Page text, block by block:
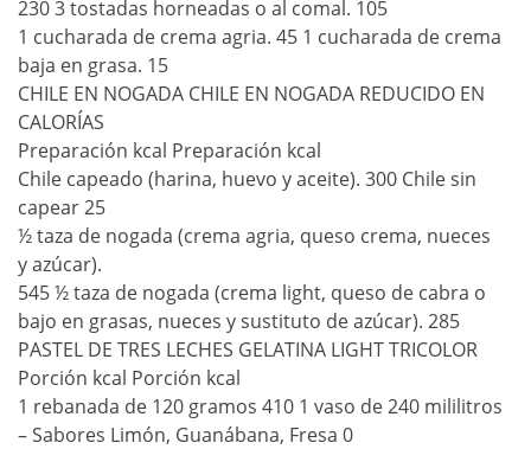
230 3 tostadas horneadas o al comal. 105
1 cucharada de crema agria. 45 1 cucharada de crema
baja en grasa. 15
CHILE EN NOGADA CHILE EN NOGADA REDUCIDO EN
CALORÍAS
Preparación kcal Preparación kcal
Chile capeado (harina, huevo y aceite). 300 Chile sin
capear 25
½ taza de nogada (crema agria, queso crema, nueces
y azúcar).
545 ½ taza de nogada (crema light, queso de cabra o
bajo en grasas, nueces y sustituto de azúcar). 285
PASTEL DE TRES LECHES GELATINA LIGHT TRICOLOR
Porción kcal Porción kcal
1 rebanada de 120 gramos 410 1 vaso de 240 mililitros
– Sabores Limón, Guanábana, Fresa 0